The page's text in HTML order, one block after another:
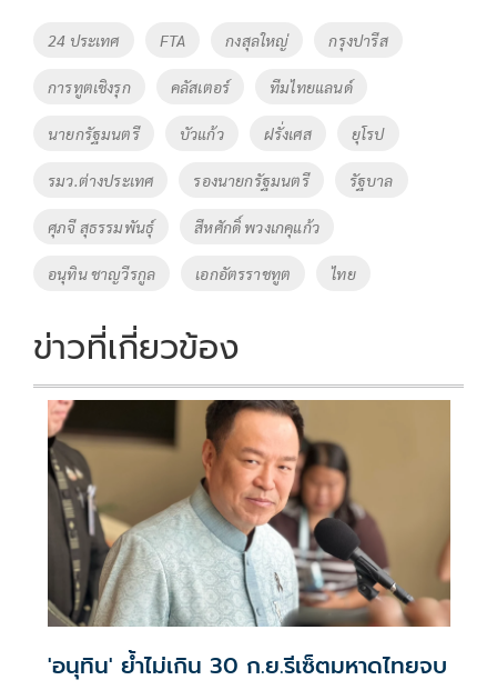
Tags
24 ประเทศ FTA กงสุลใหญ่ กรุงปารีส
การทูตเชิงรุก คลัสเตอร์ ทีมไทยแลนด์
นายกรัฐมนตรี บัวแก้ว ฝรั่งเศส ยุโรป
รมว.ต่างประเทศ รองนายกรัฐมนตรี รัฐบาล
ศุภจี สุธรรมพันธุ์ สีหศักดิ์ พวงเกคุแก้ว
อนุทิน ชาญวีรกูล เอกอัตรราชทูต ไทย
ข่าวที่เกี่ยวข้อง
'อนุทิน' ย้ำไม่เกิน 30 ก.ย.รีเซ็ตมหาดไทยจบ